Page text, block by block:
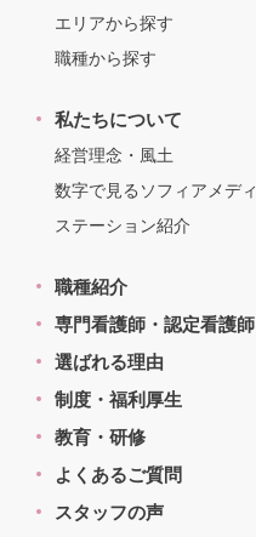
エリアから探す
職種から探す
私たちについて
経営理念・風土
数字で見るソフィアメディ
ステーション紹介
職種紹介
専門看護師・認定看護師
選ばれる理由
制度・福利厚生
教育・研修
よくあるご質問
スタッフの声